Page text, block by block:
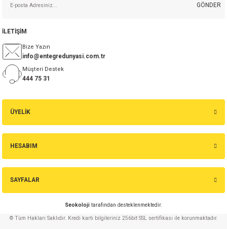
GÖNDER
ÜYELİK
HESABIM
SAYFALAR
Seokoloji tarafından desteklenmektedir.
İLETİŞİM
Bize Yazın
info@entegredunyasi.com.tr
Müşteri Destek
444 75 31
© Tüm Hakları Saklıdır. Kredi kartı bilgileriniz 256bit SSL sertifikası ile korunmaktadır.